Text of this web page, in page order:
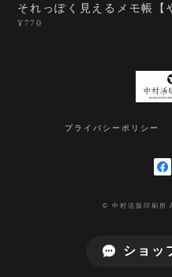
それっぽく見えるメモ帳【
¥770
プライバシーポリシー
© 中村活版印刷
ショッ